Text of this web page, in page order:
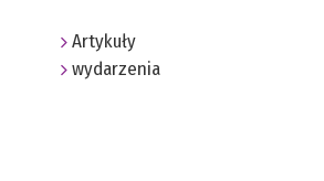
Artykuły
wydarzenia